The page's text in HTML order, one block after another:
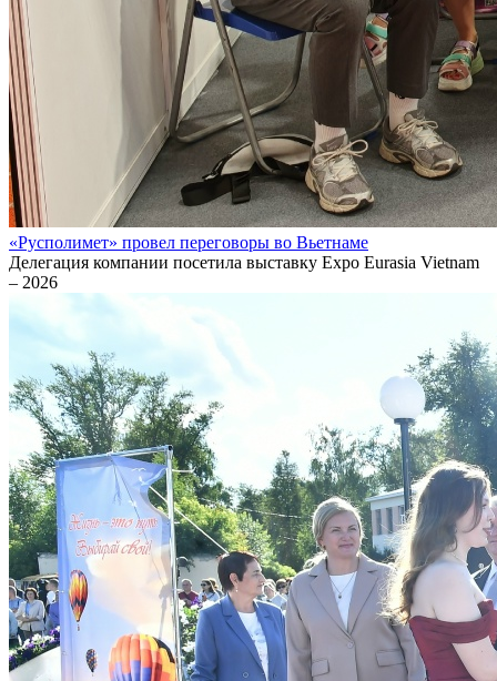
«Русполимет» провел переговоры во Вьетнаме
Делегация компании посетила выставку Expo Eurasia Vietnam
– 2026